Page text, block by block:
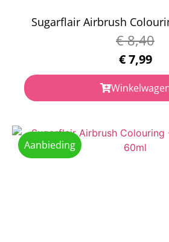
Sugarflair Airbrush
€8,40
€7,99
Aanbieding